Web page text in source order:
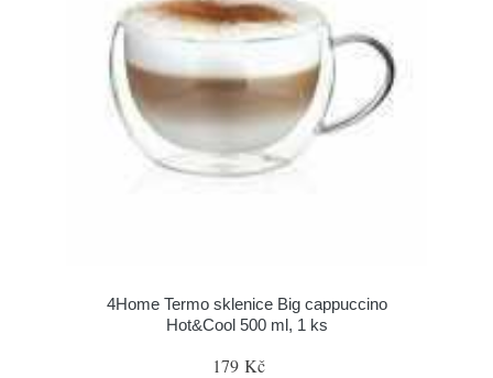
4Home Termo sklenice Big cappuccino
Hot&Cool 500 ml, 1 ks
179 Kč